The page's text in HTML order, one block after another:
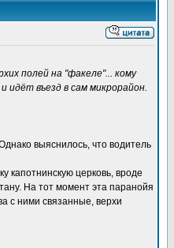
полей на "факеле"... кому
идёт въезд в сам микрорайон.
выяснилось, что водитель
капотнинскую церковь, вроде
На тот момент эта паранойя
с ними связанные, верхи